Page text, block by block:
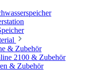
& Zubehör
2100 & Zubehör
& Zubehör